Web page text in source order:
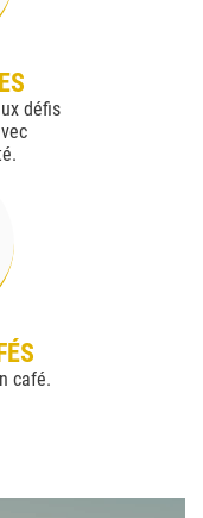
défis
café.